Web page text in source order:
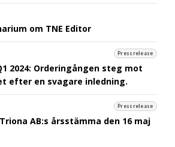
om TNE Editor
Pressrelease
2024: Orderingången steg mot
efter en svagare inledning.
Pressrelease
AB:s årsstämma den 16 maj